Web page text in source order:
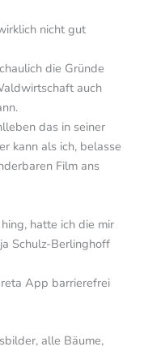
nicht gut
die Gründe
auch
das in seiner
kann als ich, belasse
Film ans
hatte ich die mir
Schulz-Berlinghoff
App barrierefrei
alle Bäume,